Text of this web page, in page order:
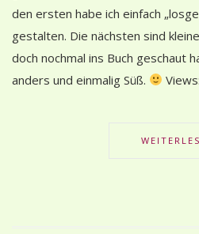
den ersten habe ich einfach
gestalten. Die nächsten sind
doch nochmal ins Buch geschaut
anders und einmalig Süß.